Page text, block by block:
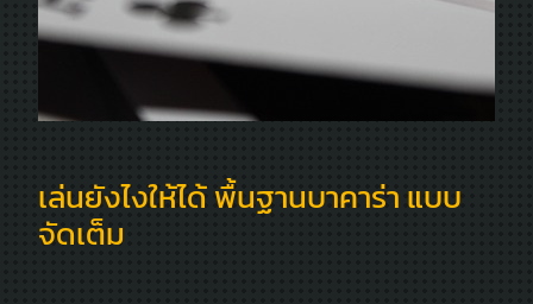
เล่นยังไงให้ได้ พื้นฐานบาคาร่า แบบ
จัดเต็ม